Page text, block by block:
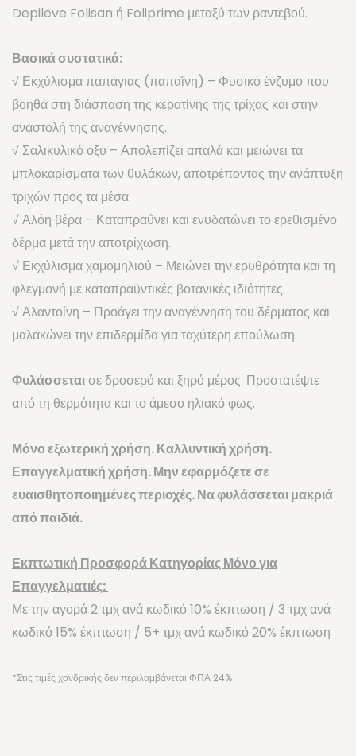
Depileve Folisan ή Foliprime μεταξύ των ραντεβού.
Βασικά συστατικά:
√ Εκχύλισμα παπάγιας (παπαΐνη) – Φυσικό ένζυμο που
βοηθά στη διάσπαση της κερατίνης της τρίχας και στην
αναστολή της αναγέννησης.
√ Σαλικυλικό οξύ – Απολεπίζει απαλά και μειώνει τα
μπλοκαρίσματα των θυλάκων, αποτρέποντας την ανάπτυξη
τριχών προς τα μέσα.
√ Αλόη βέρα – Καταπραΰνει και ενυδατώνει το ερεθισμένο
δέρμα μετά την αποτρίχωση.
√ Εκχύλισμα χαμομηλιού – Μειώνει την ερυθρότητα και τη
φλεγμονή με καταπραϋντικές βοτανικές ιδιότητες.
√ Αλαντοΐνη – Προάγει την αναγέννηση του δέρματος και
μαλακώνει την επιδερμίδα για ταχύτερη επούλωση.
Φυλάσσεταισε δροσερό και ξηρό μέρος. Προστατέψτε
από τη θερμότητα και το άμεσο ηλιακό φως.
Μόνο εξωτερική χρήση. Καλλυντική χρήση.
Επαγγελματική χρήση. Μην εφαρμόζετε σε
ευαισθητοποιημένες περιοχές. Να φυλάσσεται μακριά
από παιδιά.
Εκπτωτική Προσφορά Κατηγορίας Μόνο για
Επαγγελματιές:
Με την αγορά 2 τμχ ανά κωδικό 10% έκπτωση / 3 τμχ ανά
κωδικό 15% έκπτωση / 5+ τμχ ανά κωδικό 20% έκπτωση
*Στις τιμές χονδρικής δεν περιλαμβάνεται ΦΠΑ 24%